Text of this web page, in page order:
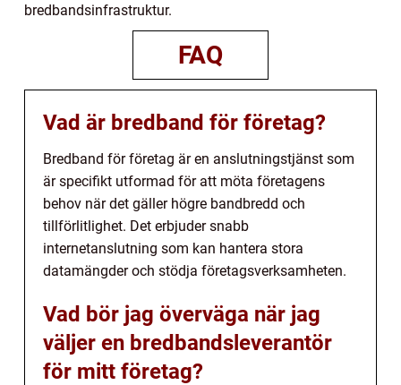
bredbandsinfrastruktur.
FAQ
Vad är bredband för företag?
Bredband för företag är en anslutningstjänst som
är specifikt utformad för att möta företagens
behov när det gäller högre bandbredd och
tillförlitlighet. Det erbjuder snabb
internetanslutning som kan hantera stora
datamängder och stödja företagsverksamheten.
Vad bör jag överväga när jag
väljer en bredbandsleverantör
för mitt företag?